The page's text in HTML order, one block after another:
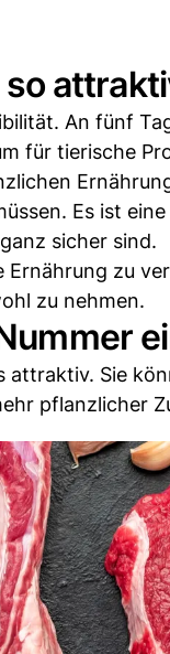
An fünf
für tierische
Es ist
sicher sind.
zu
zu nehmen.
Sie
pflanzlicher